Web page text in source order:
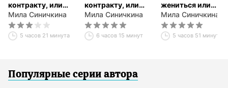
контракту, или
Невеста короля
Мила Синичкина
5 часов 21 минута
контракту, или
Избранница
герцога
Мила Синичкина
6 часов 15 минут
жениться или
Фиктивная семья
для наследника
Мила Синичкина
5 часов 51 минута
Популярные серии автора